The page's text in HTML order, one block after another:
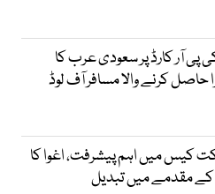
پی آر کارڈ پر سعودی عرب کا
حاصل کرنے والا مسافر آف لوڈ
کیس میں اہم پیشرفت، اغوا کا
مقدمے میں تبدیل